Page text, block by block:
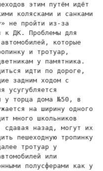
этим путём идёт
колясками и санками
не пройти из-за
к ДК. Проблемы для
которые
и тротуар,
у памятника.
идти по дороге,
задним ходом с
усугубляется
у торца дома №50, в
на ширину одного
много школьников
сдавая назад, могут их
пешеходную тропинку
тротуар у
или
полусферами как у